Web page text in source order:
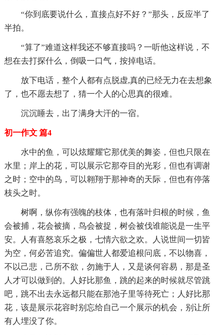
“你到底要说什么，直接点好不好？”那头，反应半了
半拍。
“算了”难道这样我还不够直接吗？一听他这样说，不
想在去打探什么，倒吸一口气，按掉电话。
放下电话，整个人都有点脱虚,真的已经无力在去想象
了，也不愿去想了，猜一个人的心思真的很难。
沉沉睡去，出了满身大汗的一宿。
初一作文 篇4
水中的鱼，可以炫耀耀它那优美的舞姿，但也只限在
水里；岸上的花，可以展示它那夺目的光彩，但也有调谢
之时；空中的鸟，可以翱翔于那神奇的天际，但也有停落
枝头之时。
树啊，纵你有强魄的枝体，也有落叶归根的时候，鱼
会被捕，花会被摘，鸟会被捉，树会被伐谁能说是一生平
安。人有喜怒哀乐之极，七情六欲之欢。人说世间一切皆
为空，何必苦追究。偏偏世人都爱追根问底，不以物喜，
不以己悲，己所不欲，勿施于人，又是谈何容易，那是圣
人才可以做到的。人好比那鱼，跳的起来的时候就尽管跳
吧，跳不出去永远都只能在那池子里等待死亡；人好比那
花，该是展示花容时别忘给自己一个展示的机会，别让所
有人埋没了你。